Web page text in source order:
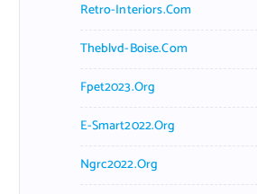
Retro-Interiors.com
Theblvd-Boise.com
Fpet2023.org
E-Smart2022.org
Ngrc2022.org